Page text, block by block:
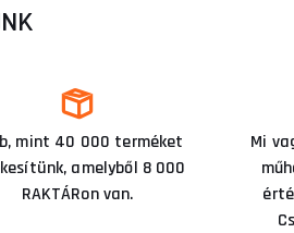
mint 40 000 terméket
amelyből 8 000
RAKTÁRon van.
Mi